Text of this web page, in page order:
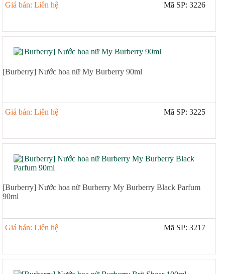
Giá bán: Liên hệ Mã SP: 3226
[Burberry] Nước hoa nữ My Burberry 90ml
Giá bán: Liên hệ Mã SP: 3225
[Burberry] Nước hoa nữ Burberry My Burberry Black Parfum
90ml
Giá bán: Liên hệ Mã SP: 3217